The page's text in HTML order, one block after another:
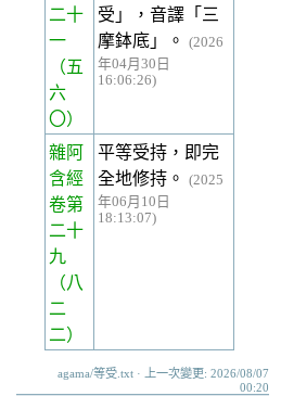
二十
一
（五
六
〇）
受」，音譯「三
摩鉢底」。
(2026
年04月30日
16:06:26)
雜阿
含經
卷第
二十
九
（八
二
二）
平等受持，即完
全地修持。
(2025
年06月10日
18:13:07)
agama/等受.txt · 上一次變更: 2026/08/07
00:20